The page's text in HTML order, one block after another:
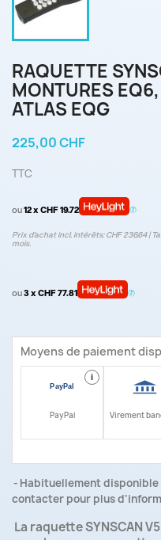
RAQUETTE
MONTURES
ATLAS EQG
225,00 CHF
TTC
ou12 x CHF 19.72
Prix d’achat incl. intérêts: CHF 236.64 |
mois.
ou3 x CHF 77.81
Moyens de paiement
i
PayPal Virement
Habituellement disponible
contacter pour plus
La raquetteSYNSCAN V5